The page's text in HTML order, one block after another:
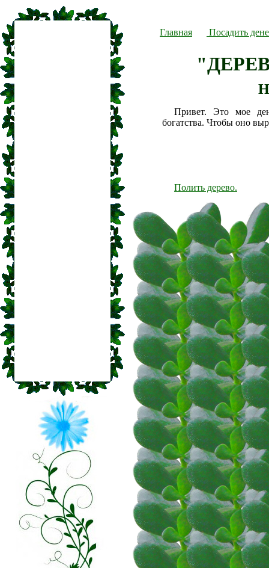
Главная Посадить
Привет. Это мое
богатства. Чтобы оно
Полить дерево.